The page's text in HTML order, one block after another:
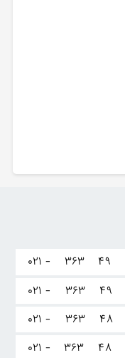
۰۲۱ - ۳۶۳ ۴۹
۰۲۱ -
۳۶۳ ۴۹
۰۲۱ -
۳۶۳ ۴۸
۰۲۱ -
۳۶۳ ۴۸